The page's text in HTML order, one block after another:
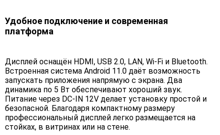
Удобное подключение и современная
платформа
Дисплей оснащён HDMI, USB 2.0, LAN, Wi-Fi и Bluetooth.
Встроенная система Android 11.0 даёт возможность
запускать приложения напрямую с экрана. Два
динамика по 5 Вт обеспечивают хороший звук.
Питание через DC-IN 12V делает установку простой и
безопасной. Благодаря компактному размеру
профессиональный дисплей легко размещается на
стойках, в витринах или на стене.